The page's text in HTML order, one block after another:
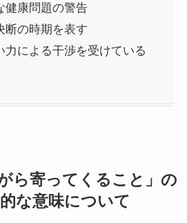
健康問題の警告
断の時期を表す
力による干渉を受けている
ら寄ってくること」の
な意味について